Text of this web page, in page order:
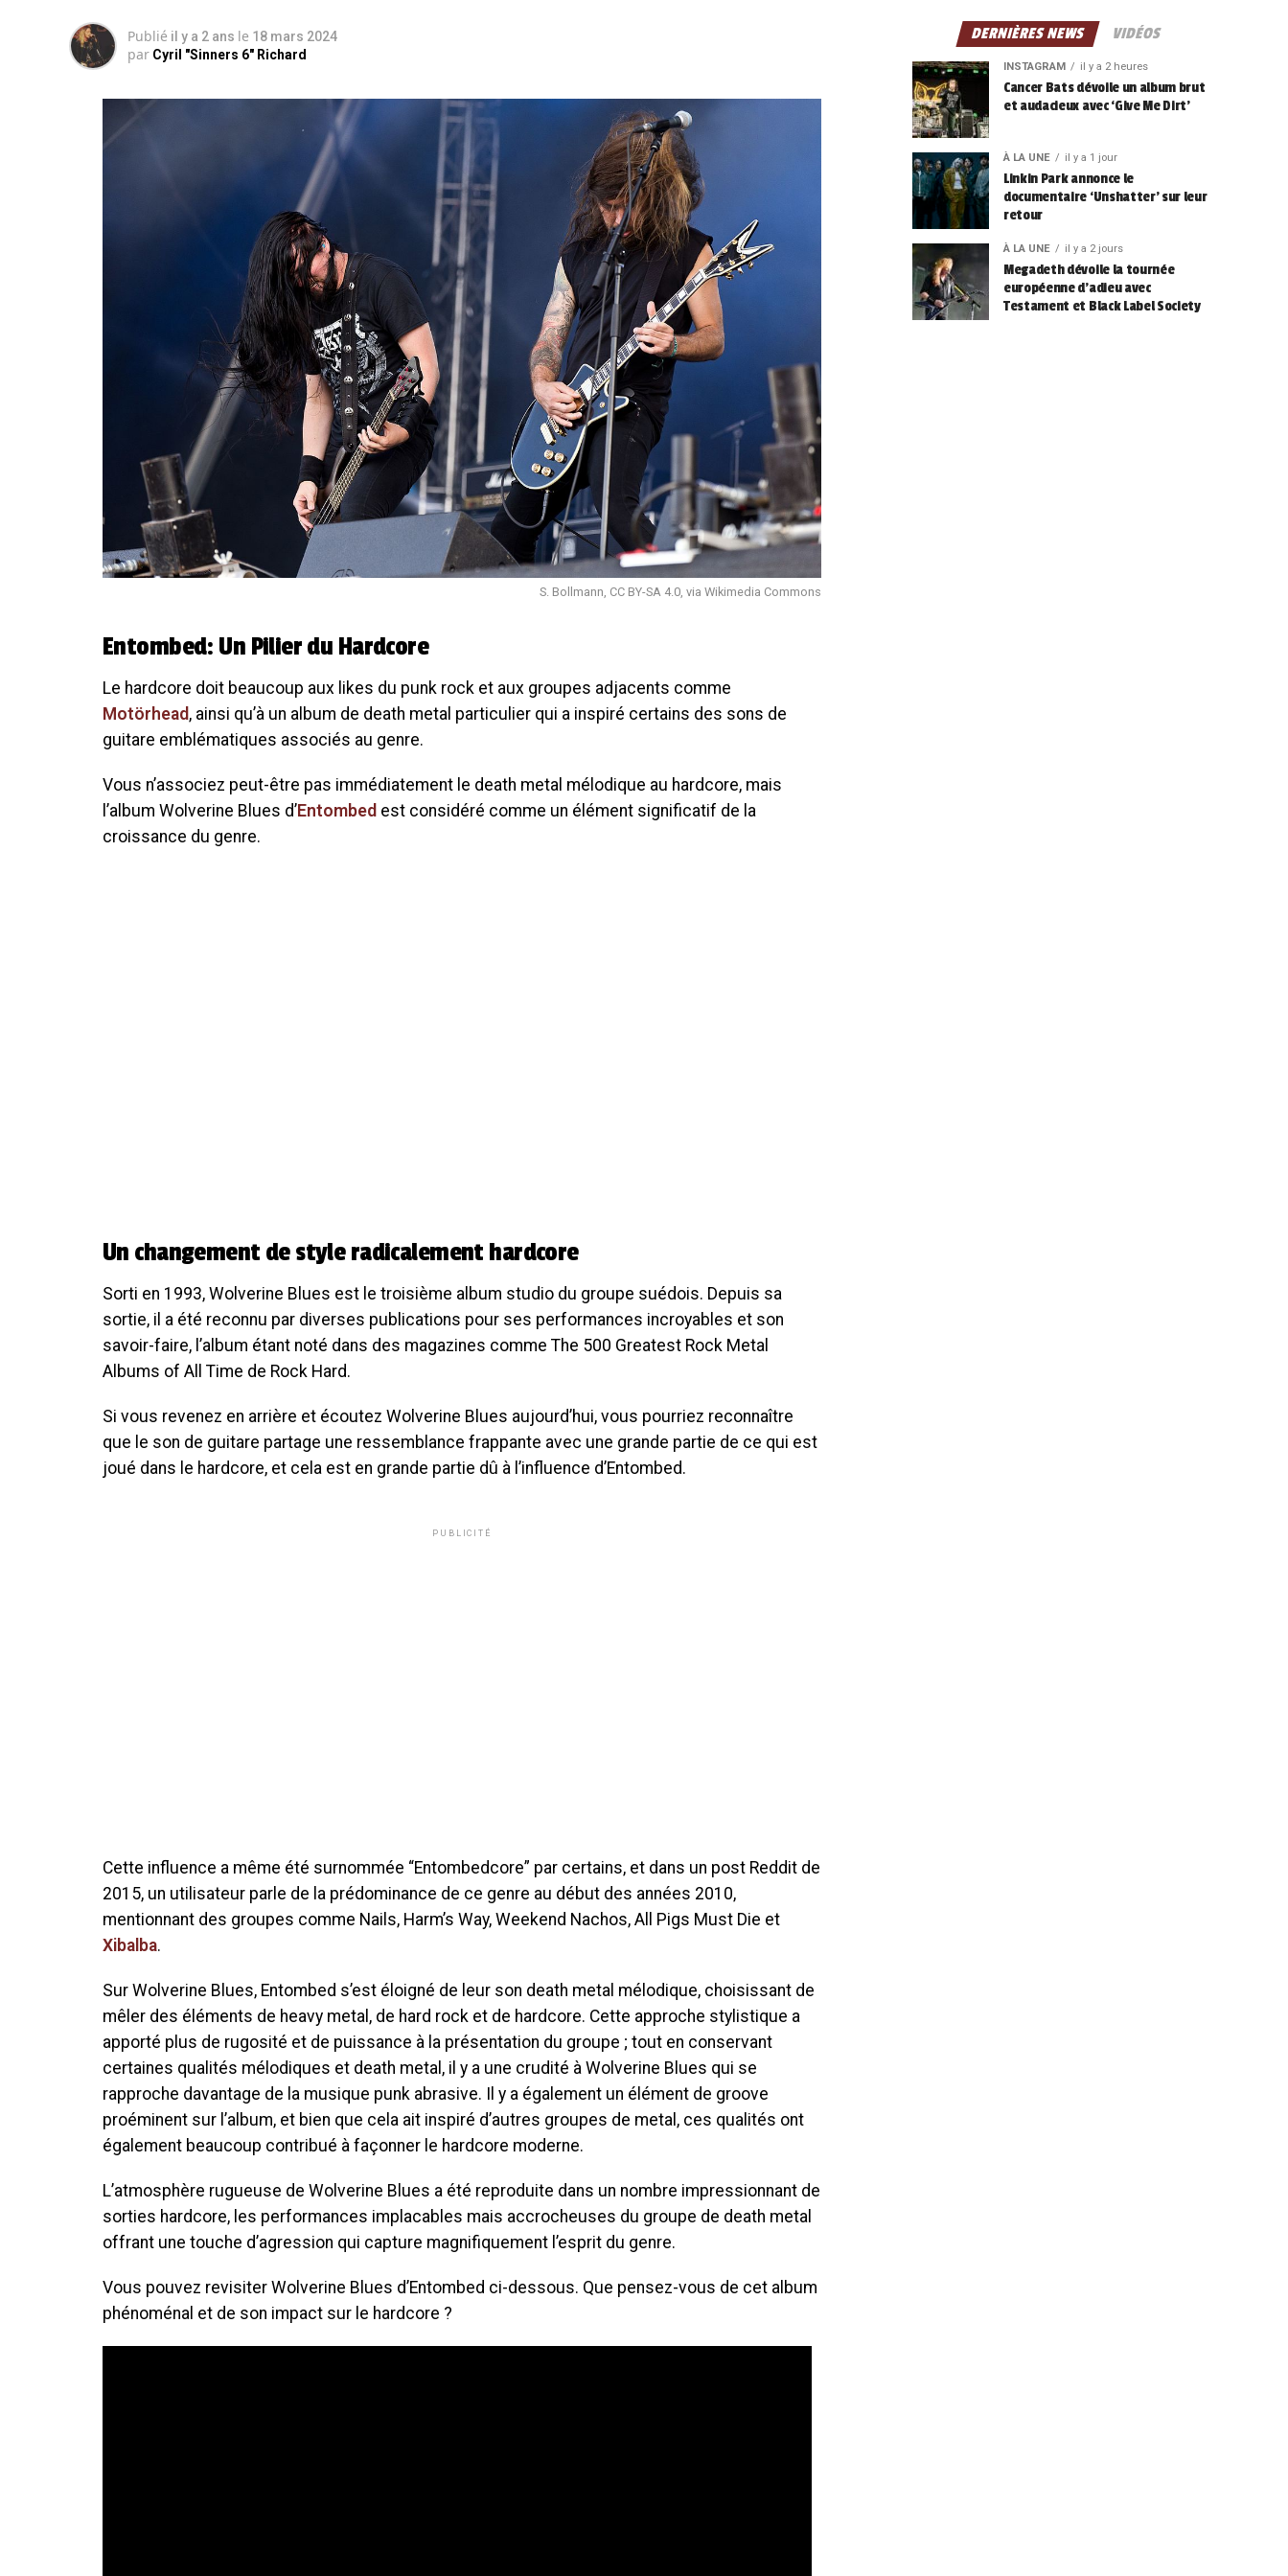
Publié il y a 2 ans le 18 mars 2024
par Cyril "Sinners 6" Richard
S. Bollmann, CC BY-SA 4.0, via Wikimedia Commons
Entombed: Un Pilier du Hardcore
Le hardcore doit beaucoup aux likes du punk rock et aux groupes adjacents comme
Motörhead , ainsi qu’à un album de death metal particulier qui a inspiré certains des sons de
guitare emblématiques associés au genre.
Vous n’associez peut-être pas immédiatement le death metal mélodique au hardcore, mais
l’album Wolverine Blues d’Entombed est considéré comme un élément significatif de la
croissance du genre.
Un changement de style radicalement hardcore
Sorti en 1993, Wolverine Blues est le troisième album studio du groupe suédois. Depuis sa
sortie, il a été reconnu par diverses publications pour ses performances incroyables et son
savoir-faire, l’album étant noté dans des magazines comme The 500 Greatest Rock Metal
Albums of All Time de Rock Hard.
Si vous revenez en arrière et écoutez Wolverine Blues aujourd’hui, vous pourriez reconnaître
que le son de guitare partage une ressemblance frappante avec une grande partie de ce qui est
joué dans le hardcore, et cela est en grande partie dû à l’influence d’Entombed.
PUBLICITÉ
Cette influence a même été surnommée “Entombedcore” par certains, et dans un post Reddit de
2015, un utilisateur parle de la prédominance de ce genre au début des années 2010,
mentionnant des groupes comme Nails, Harm’s Way, Weekend Nachos, All Pigs Must Die et
Xibalba.
Sur Wolverine Blues, Entombed s’est éloigné de leur son death metal mélodique, choisissant de
mêler des éléments de heavy metal, de hard rock et de hardcore. Cette approche stylistique a
apporté plus de rugosité et de puissance à la présentation du groupe ; tout en conservant
certaines qualités mélodiques et death metal, il y a une crudité à Wolverine Blues qui se
rapproche davantage de la musique punk abrasive. Il y a également un élément de groove
proéminent sur l’album, et bien que cela ait inspiré d’autres groupes de metal, ces qualités ont
également beaucoup contribué à façonner le hardcore moderne.
L’atmosphère rugueuse de Wolverine Blues a été reproduite dans un nombre impressionnant de
sorties hardcore, les performances implacables mais accrocheuses du groupe de death metal
offrant une touche d’agression qui capture magnifiquement l’esprit du genre.
Vous pouvez revisiter Wolverine Blues d’Entombed ci-dessous. Que pensez-vous de cet album
phénoménal et de son impact sur le hardcore ?
DERNIÈRES NEWS VIDÉOS
INSTAGRAM il y a 2 heures
Cancer Bats dévoile un album brut
et audacieux avec ‘Give Me Dirt’
À LA UNE il y a 1 jour
Linkin Park annonce le
documentaire ‘Unshatter’ sur leur
retour
À LA UNE il y a 2 jours
Megadeth dévoile la tournée
européenne d’adieu avec
Testament et Black Label Society